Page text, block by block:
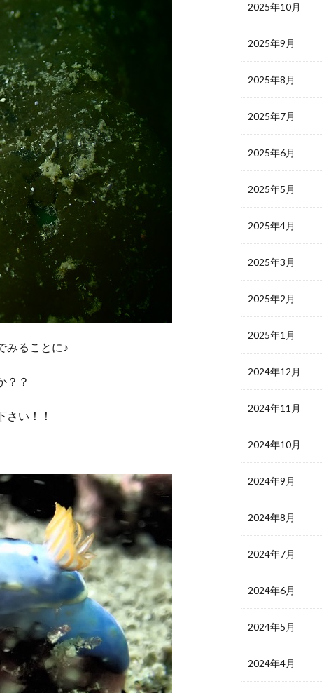
みることに♪
？？
い！！
2025年10月
2025年9月
2025年8月
2025年7月
2025年6月
2025年5月
2025年4月
2025年3月
2025年2月
2025年1月
2024年12月
2024年11月
2024年10月
2024年9月
2024年8月
2024年7月
2024年6月
2024年5月
2024年4月